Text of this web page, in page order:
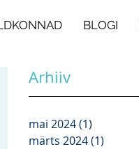
BLOGI
Arhiiv
mai 2024(1)
märts 2024(1)